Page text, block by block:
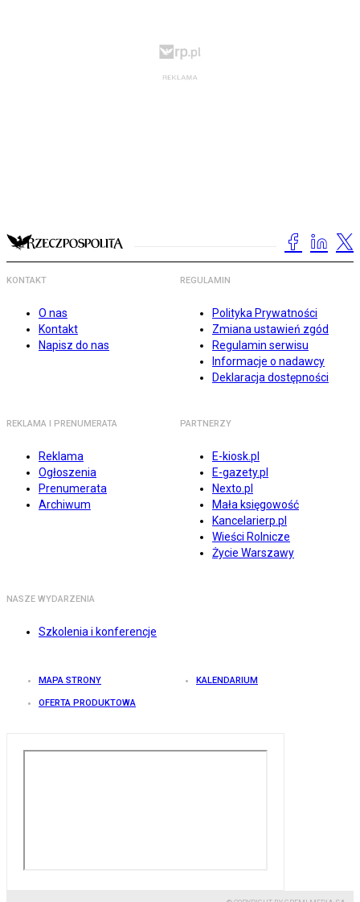
KONTAKT
O nas
Kontakt
Napisz do nas
REGULAMIN
Polityka Prywatności
Zmiana ustawień zgód
Regulamin serwisu
Informacje o nadawcy
Deklaracja dostępności
REKLAMA I PRENUMERATA
Reklama
Ogłoszenia
Prenumerata
Archiwum
PARTNERZY
E-kiosk.pl
E-gazety.pl
Nexto.pl
Mała księgowość
Kancelarierp.pl
Wieści Rolnicze
Życie Warszawy
NASZE WYDARZENIA
Szkolenia i konferencje
MAPA STRONY KALENDARIUM
OFERTA PRODUKTOWA